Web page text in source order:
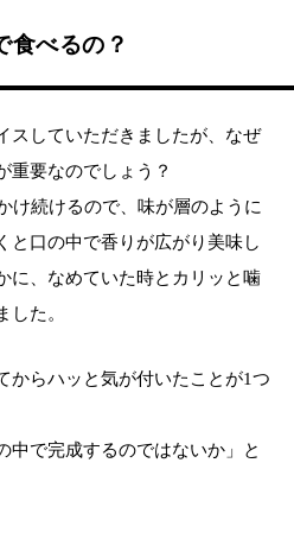
食べるの？
スしていただきましたが、なぜ
重要なのでしょう？
け続けるので、味が層のように
と口の中で香りが広がり美味し
に、なめていた時とカリッと噛
した。
からハッと気が付いたことが1つ
中で完成するのではないか」と